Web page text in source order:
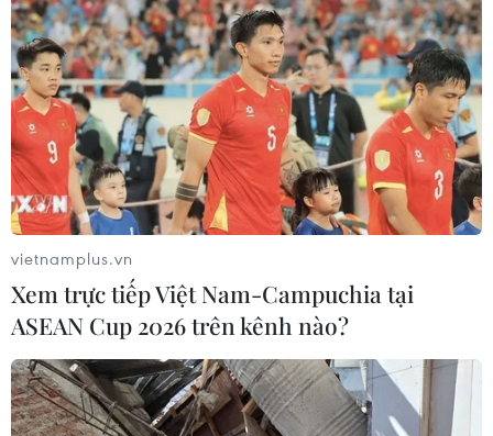
vietnamplus.vn
Xem trực tiếp Việt Nam-Campuchia tại
ASEAN Cup 2026 trên kênh nào?